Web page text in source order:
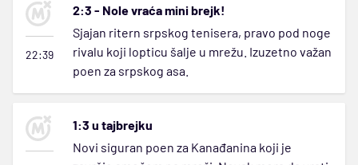
22:39
2:3 - Nole vraća mini brejk!
Sjajan ritern srpskog tenisera, pravo pod noge
rivalu koji lopticu šalje u mrežu. Izuzetno važan
poen za srpskog asa.
1:3 u tajbrejku
Novi siguran poen za Kanađanina koji je